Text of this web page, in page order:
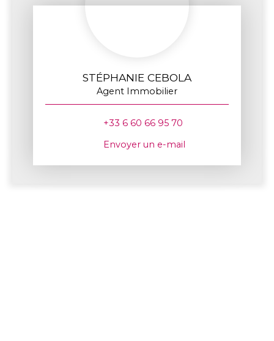
STÉPHANIE CEBOLA
Agent Immobilier
+33 6 60 66 95 70
Envoyer un e-mail